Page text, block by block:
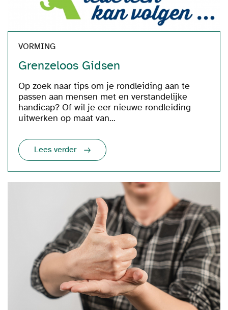
VORMING
Grenzeloos Gidsen
Op zoek naar tips om je rondleiding aan te
passen aan mensen met en verstandelijke
handicap? Of wil je eer nieuwe rondleiding
uitwerken op maat van...
Lees verder